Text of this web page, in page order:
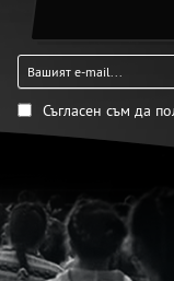
Съгласен съм да